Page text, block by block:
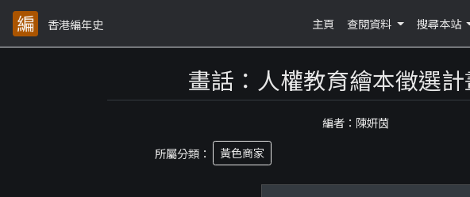
香港編年史 主頁 查閱資料 搜尋本站
畫話：人權教育繪本徵選
編者：陳妍茵
所屬分類：
黃色商家